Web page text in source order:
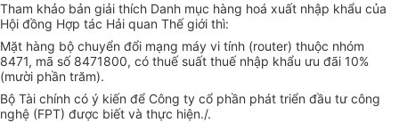
Tham khảo bản giải thích Danh mục hàng hoá xuất nhập khẩu của
Hội đồng Hợp tác Hải quan Thế giới thì:
Mặt hàng bộ chuyển đổi mạng máy vi tính (router) thuộc nhóm
8471, mã số 8471800, có thuế suất thuế nhập khẩu ưu đãi 10%
(mười phần trăm).
Bộ Tài chính có ý kiến để Công ty cổ phần phát triển đầu tư công
nghệ (FPT) được biết và thực hiện./.